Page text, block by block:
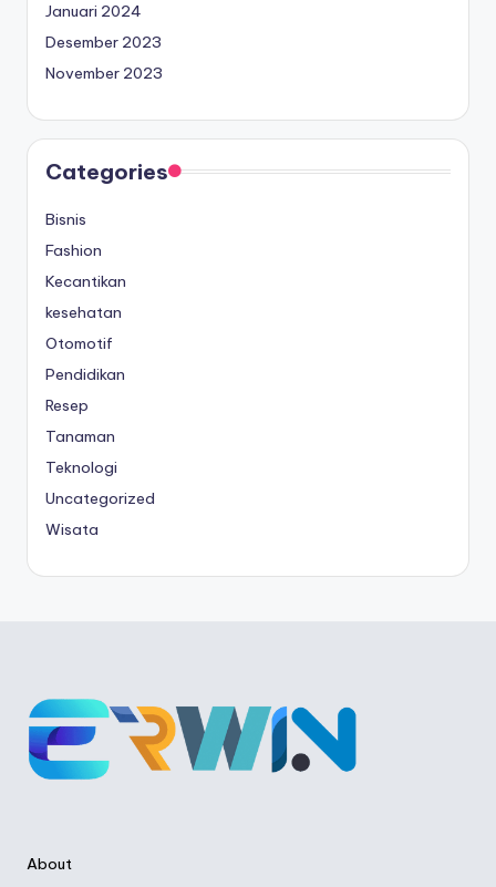
Januari 2024
Desember 2023
November 2023
Categories
Bisnis
Fashion
Kecantikan
kesehatan
Otomotif
Pendidikan
Resep
Tanaman
Teknologi
Uncategorized
Wisata
About